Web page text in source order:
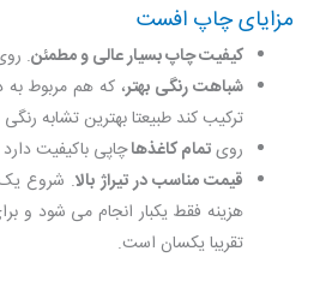
مزایای چاپ افست
کیفیت چاپ بسیار عالی و مطمئن.
شباهت رنگی بهتر، که هم مربوط
ترکیب کند طبیعتا بهترین تشابه
رویتمام کاغذهاچاپی باکیفیت دارد
قیمت مناسب در تیراژ بالا. شروع یک
هزینه فقط یکبار انجام می شود و
تقریبا یکسان است.